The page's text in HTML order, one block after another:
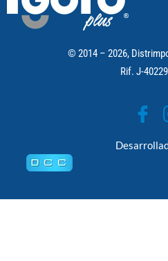
© 2014 – 2026,
Rif. J-